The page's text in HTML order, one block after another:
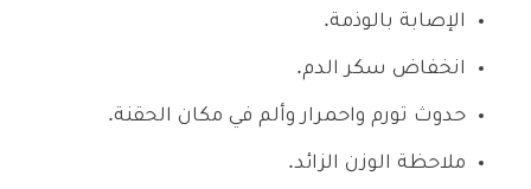
الإصابة بالوذمة.
انخفاض سكر الدم.
حدوث تورم واحمرار وألم في مكان الحقنة.
ملاحظة الوزن الزائد.